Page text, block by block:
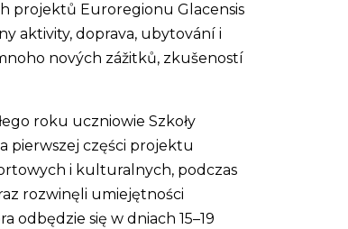
projektů Euroregionu Glacensis
aktivity, doprava, ubytování i
nových zážitků, zkušeností
roku uczniowie Szkoły
pierwszej części projektu
i kulturalnych, podczas
rozwinęli umiejętności
się w dniach 15–19